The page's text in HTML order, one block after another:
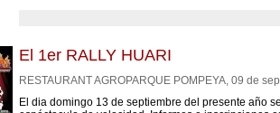
El 1er RALLY HUARI
RESTAURANT AGROPARQUE POMPEYA, 09 de
El dia domingo 13 de septiembre del presente año